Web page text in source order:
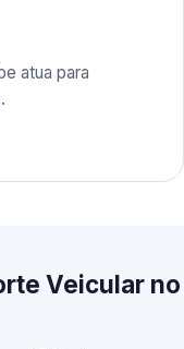
atua para
Veicular no